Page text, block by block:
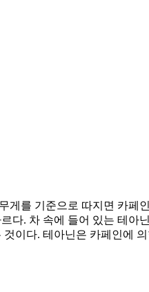
게를 기준으로 따지면 카
다. 차 속에 들어 있는 테
이다. 테아닌은 카페인에